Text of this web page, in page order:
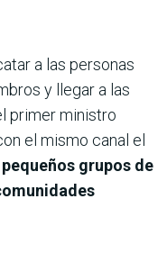
a las personas
y llegar a las
primer ministro
el mismo canal el
grupos de